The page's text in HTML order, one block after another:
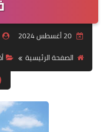
20 أغسطس 2024
الصفحة الرئيسية